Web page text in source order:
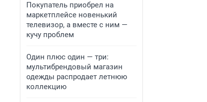
Покупатель приобрел на
маркетплейсе новенький
телевизор, а вместе с ним —
кучу проблем
Один плюс один — три:
мультибрендовый магазин
одежды распродает летнюю
коллекцию